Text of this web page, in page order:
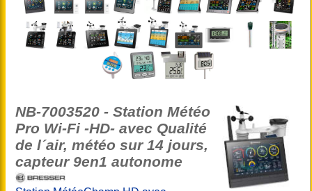
NB-7003520 - Station Météo
Pro Wi-Fi -HD- avec Qualité
de l´air, météo sur 14 jours,
capteur 9en1 autonome